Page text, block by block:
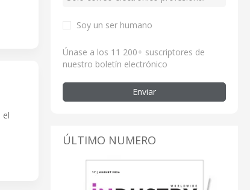
el
Soy un ser humano
Únase a los 11 200+ suscriptores de
nuestro boletín electrónico
Enviar
ÚLTIMO NUMERO